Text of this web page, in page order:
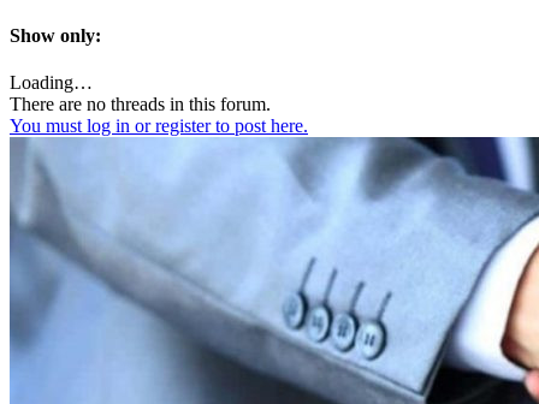
Show only:
Loading…
There are no threads in this forum.
You must log in or register to post here.